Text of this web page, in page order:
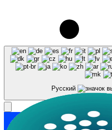
использовании
ссылка на источник
Русский